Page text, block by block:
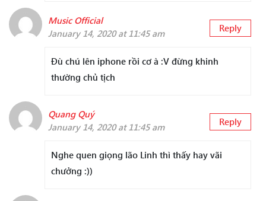
Music Official
January 14, 2020 at 11:45 am
Reply
Đù chú lên iphone rồi cơ à :V đừng khinh
thường chủ tịch
Quang Quý
January 14, 2020 at 11:45 am
Reply
Nghe quen giọng lão Linh thì thấy hay vãi
chưởng :))